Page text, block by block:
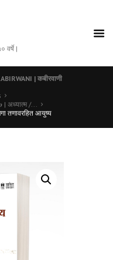
वर्षे |
| कबीरवाणी
| अध्यात्म /...
तणावरहित आयुष्य